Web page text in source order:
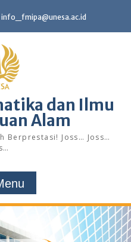
info_fmipa@unesa.ac.id
dan Ilmu
Alam
Berprestasi! Joss… Joss…